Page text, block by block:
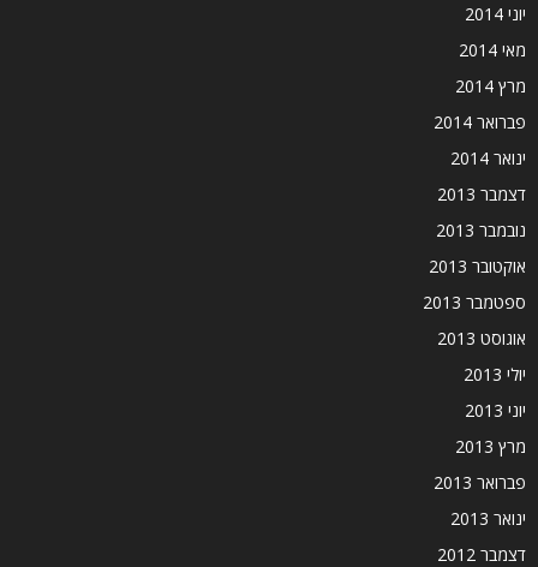
יוני 2014
מאי 2014
מרץ 2014
פברואר 2014
ינואר 2014
דצמבר 2013
נובמבר 2013
אוקטובר 2013
ספטמבר 2013
אוגוסט 2013
יולי 2013
יוני 2013
מרץ 2013
פברואר 2013
ינואר 2013
דצמבר 2012